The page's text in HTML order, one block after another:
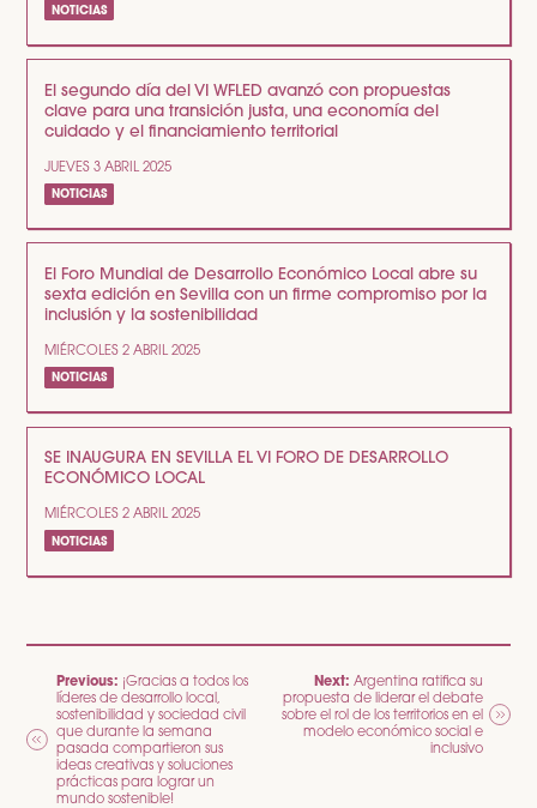
NOTICIAS
El segundo día del VI WFLED avanzó con propuestas
clave para una transición justa, una economía del
cuidado y el financiamiento territorial
JUEVES 3 ABRIL 2025
NOTICIAS
El Foro Mundial de Desarrollo Económico Local abre su
sexta edición en Sevilla con un firme compromiso por la
inclusión y la sostenibilidad
MIÉRCOLES 2 ABRIL 2025
NOTICIAS
SE INAUGURA EN SEVILLA EL VI FORO DE DESARROLLO
ECONÓMICO LOCAL
MIÉRCOLES 2 ABRIL 2025
NOTICIAS
NAVEGACIÓN
DE
ENTRADAS
Previous: ¡Gracias a todos los
líderes de desarrollo local,
sostenibilidad y sociedad civil
que durante la semana
pasada compartieron sus
ideas creativas y soluciones
prácticas para lograr un
mundo sostenible!
Next: Argentina ratifica su
propuesta de liderar el debate
sobre el rol de los territorios en el
modelo económico social e
inclusivo